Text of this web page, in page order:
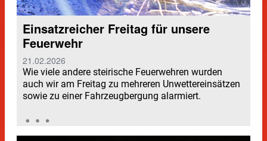
Einsatzreicher Freitag für unsere
Feuerwehr
21.02.2026
Wie viele andere steirische Feuerwehren wurden
auch wir am Freitag zu mehreren Unwettereinsätzen
sowie zu einer Fahrzeugbergung alarmiert.